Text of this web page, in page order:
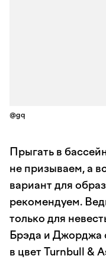
@gq
Прыгать в
не призываем, а
вариант для
рекомендуем.
только для
Брэда и Джорджа
в цвет Turnbull &